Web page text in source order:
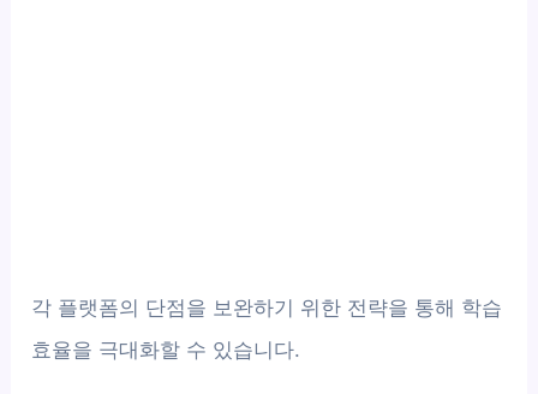
각 플랫폼의 단점을 보완하기 위한 전략을 통해 학습
효율을 극대화할 수 있습니다.